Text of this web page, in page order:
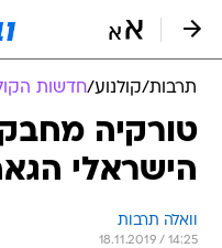
תרבות/קולנוע/חדשות
טורקיה
הישראלי
וואלה תרבות
18.11.2019 / 14:25